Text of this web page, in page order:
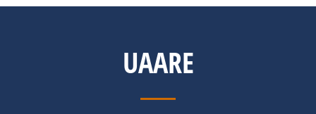
UAARE